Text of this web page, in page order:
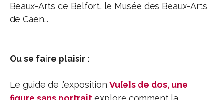
Beaux-Arts de Belfort, le Musée des Beaux-Arts
de Caen...
Ou se faire plaisir :
Le guide de l’exposition Vu[e]s de dos, une
figure sans portrait explore comment la